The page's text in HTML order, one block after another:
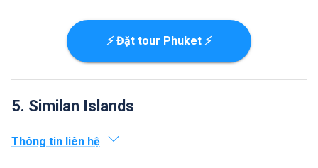
⚡ Đặt tour Phuket ⚡
5. Similan Islands
Thông tin liên hệ